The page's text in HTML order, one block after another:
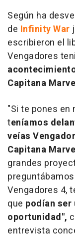
Según ha
de Infinity War
escribieron el
Vengadores
Capitana
"Si te pones en
teníamos
veías
Capitana
grandes
Vengadores 4,
que podían ser
oportunidad",
entrevista